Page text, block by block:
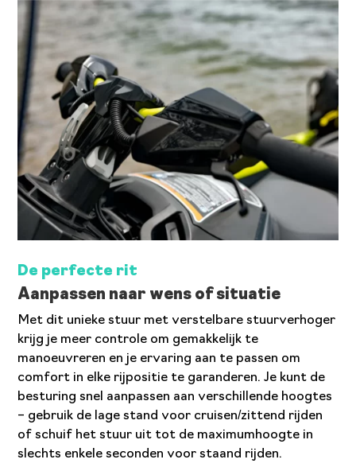
De perfecte rit
Aanpassen naar wens of situatie
Met dit unieke stuur met verstelbare stuurverhoger
krijg je meer controle om gemakkelijk te
manoeuvreren en je ervaring aan te passen om
comfort in elke rijpositie te garanderen. Je kunt de
besturing snel aanpassen aan verschillende hoogtes
– gebruik de lage stand voor cruisen/zittend rijden
of schuif het stuur uit tot de maximumhoogte in
slechts enkele seconden voor staand rijden.